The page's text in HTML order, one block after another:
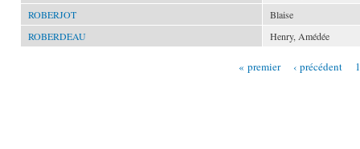
ROBERJOT
Blaise
ROBERDEAU
Henry, Amédée
« premier ‹ précédent 1